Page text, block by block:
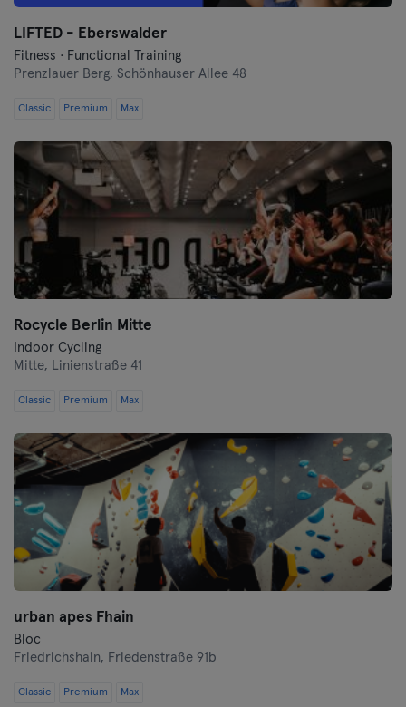
LIFTED - Eberswalder
Fitness · Functional Training
Prenzlauer Berg, Schönhauser Allee 48
Classic Premium Max
Rocycle Berlin Mitte
Indoor Cycling
Mitte, Linienstraße 41
Classic Premium Max
urban apes Fhain
Bloc
Friedrichshain, Friedenstraße 91b
Classic Premium Max
Oberhausen
Passau
Ravensburg
Ratisbonne
Reutlingen
Rostock
Saarbrücken
Saarlouis
Siegen
Straubing
Stuttgart
Trier